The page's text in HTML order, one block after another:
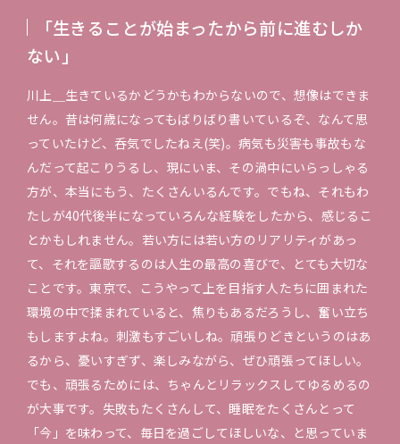
「生きることが始まったから前に進むしか
ない」
川上＿生きているかどうかもわからないので、想像はできま
せん。昔は何歳になってもばりばり書いているぞ、なんて思
っていたけど、呑気でしたねえ(笑)。病気も災害も事故もな
んだって起こりうるし、現にいま、その渦中にいらっしゃる
方が、本当にもう、たくさんいるんです。でもね、それもわ
たしが40代後半になっていろんな経験をしたから、感じるこ
とかもしれません。若い方には若い方のリアリティがあっ
て、それを謳歌するのは人生の最高の喜びで、とても大切な
ことです。東京で、こうやって上を目指す人たちに囲まれた
環境の中で揉まれていると、焦りもあるだろうし、奮い立ち
もしますよね。刺激もすごいしね。頑張りどきというのはあ
るから、憂いすぎず、楽しみながら、ぜひ頑張ってほしい。
でも、頑張るためには、ちゃんとリラックスしてゆるめるの
が大事です。失敗もたくさんして、睡眠をたくさんとって
「今」を味わって、毎日を過ごしてほしいな、と思っていま